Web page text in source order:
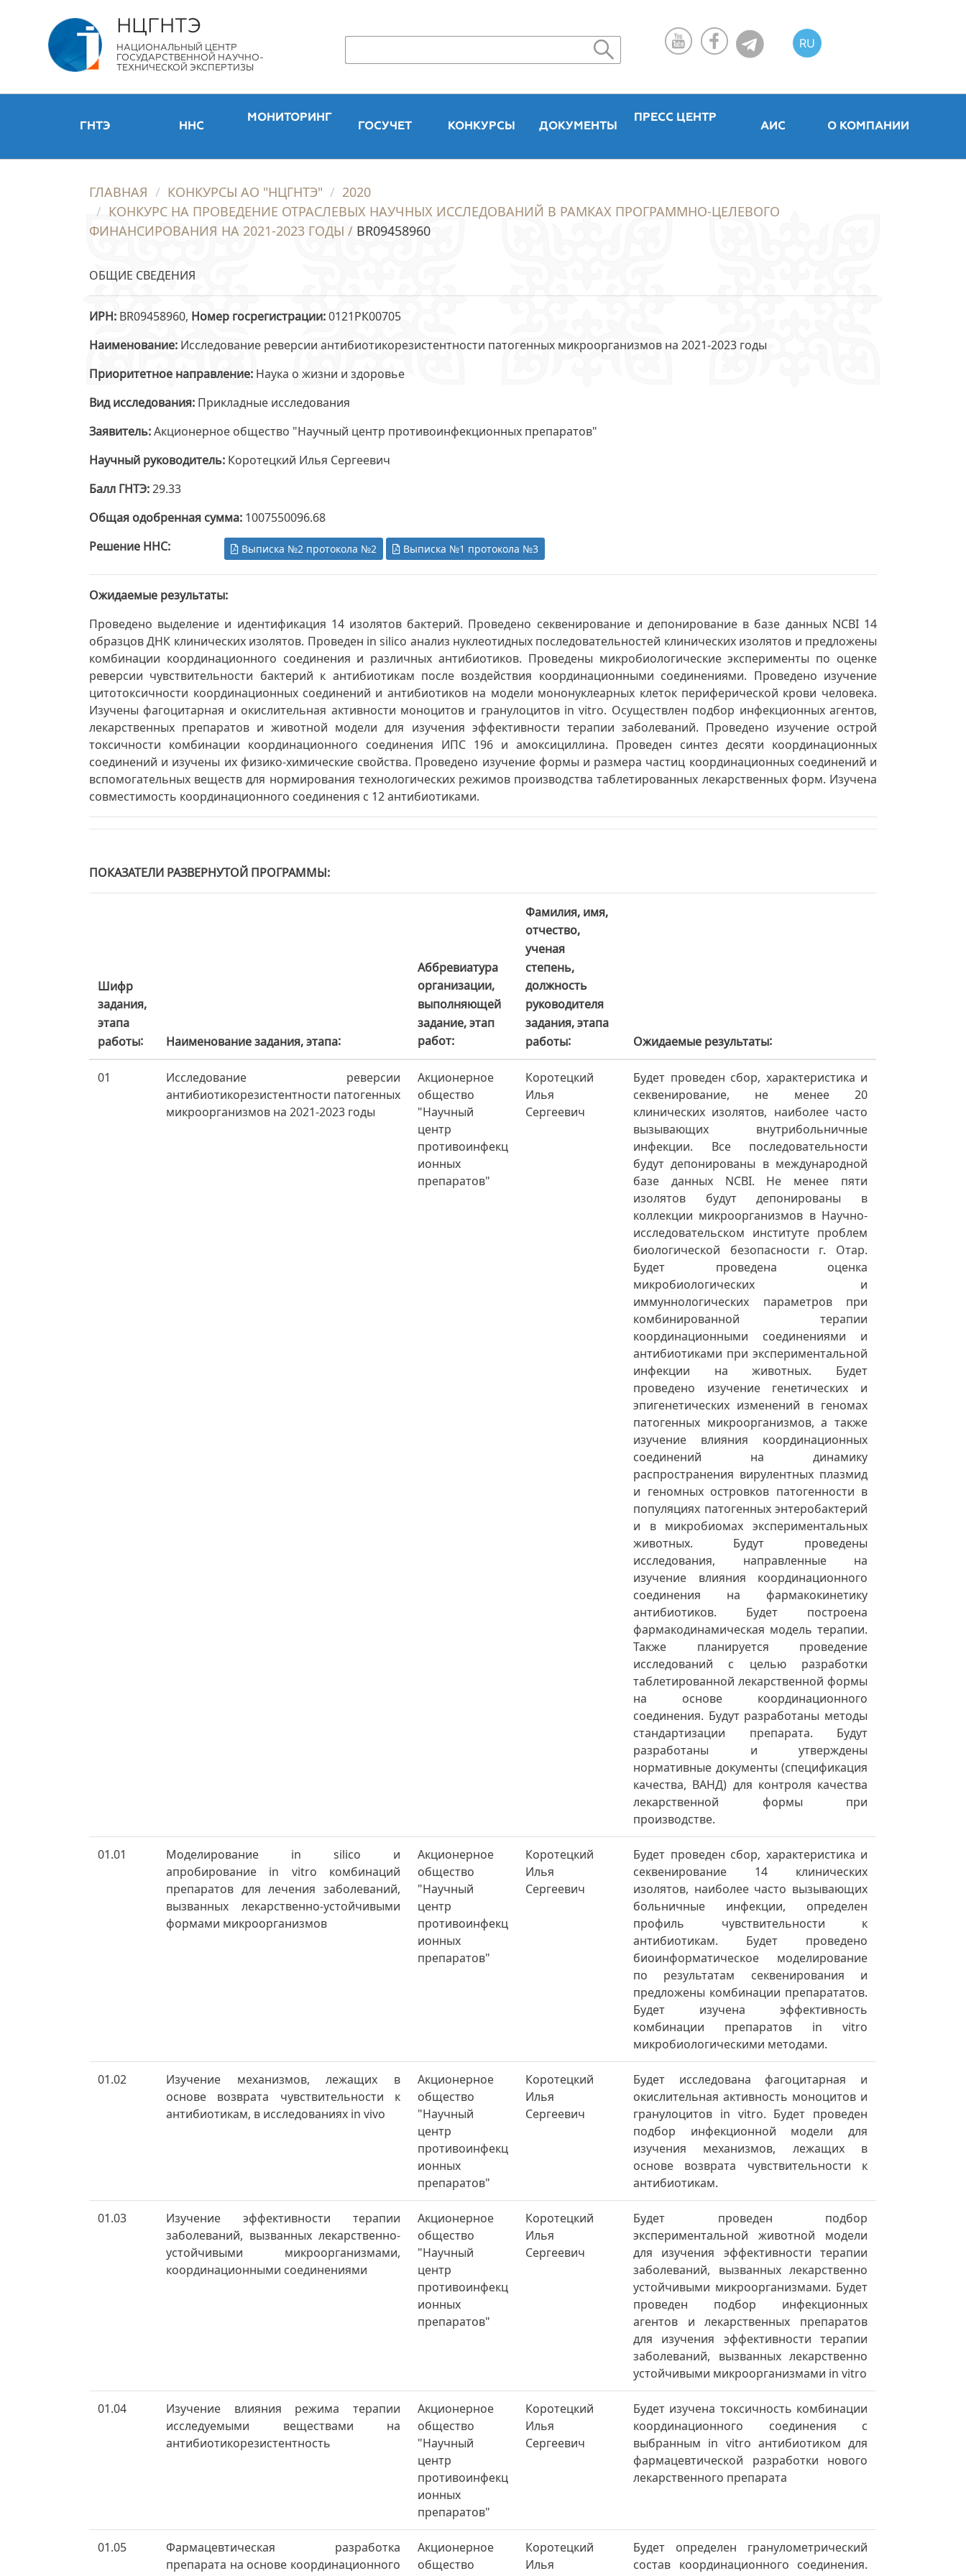
НЦГНТЭ
НАЦИОНАЛЬНЫЙ ЦЕНТР
ГОСУДАРСТВЕННОЙ НАУЧНО-
ТЕХНИЧЕСКОЙ ЭКСПЕРТИЗЫ
RU
ГНТЭ ННС
МОНИТОРИНГ
ГОСУЧЕТ КОНКУРСЫ ДОКУМЕНТЫ
ПРЕСС ЦЕНТР
АИС О КОМПАНИИ
ГЛАВНАЯ КОНКУРСЫ АО "НЦГНТЭ"
2020
КОНКУРС НА ПРОВЕДЕНИЕ ОТРАСЛЕВЫХ НАУЧНЫХ ИССЛЕДОВАНИЙ В РАМКАХ ПРОГРАММНО-ЦЕЛЕВОГО
ФИНАНСИРОВАНИЯ НА 2021-2023 ГОДЫ / BR09458960
ОБЩИЕ СВЕДЕНИЯ
ИРН BR09458960, Номер госрегистрации 0121РК00705
Наименование Исследование реверсии антибиотикорезистентности патогенных микроорганизмов на 2021-2023 годы
Приоритетное направление Наука о жизни и здоровье
Вид исследования Прикладные исследования
Заявитель Акционерное общество "Научный центр противоинфекционных препаратов"
Научный руководитель Коротецкий Илья Сергеевич
Балл ГНТЭ 29.33
Общая одобренная сумма 1007550096.68
Решение ННС
Выписка №2 протокола №2 Выписка №1 протокола №3
Ожидаемые результаты
Проведено выделение и идентификация 14 изолятов бактерий. Проведено секвенирование и депонирование в базе данных NCBI 14
образцов ДНК клинических изолятов. Проведен in silico анализ нуклеотидных последовательностей клинических изолятов и предложены
комбинации координационного соединения и различных антибиотиков. Проведены микробиологические эксперименты по оценке
реверсии чувствительности бактерий к антибиотикам после воздействия координационными соединениями. Проведено изучение
цитотоксичности координационных соединений и антибиотиков на модели мононуклеарных клеток периферической крови человека.
Изучены фагоцитарная и окислительная активности моноцитов и гранулоцитов in vitro. Осуществлен подбор инфекционных агентов,
лекарственных препаратов и животной модели для изучения эффективности терапии заболеваний. Проведено изучение острой
токсичности комбинации координационного соединения ИПС 196 и амоксициллина. Проведен синтез десяти координационных
соединений и изучены их физико-химические свойства. Проведено изучение формы и размера частиц координационных соединений и
вспомогательных веществ для нормирования технологических режимов производства таблетированных лекарственных форм. Изучена
совместимость координационного соединения с 12 антибиотиками.
ПОКАЗАТЕЛИ РАЗВЕРНУТОЙ ПРОГРАММЫ
Шифр
задания,
этапа
работы
Наименование задания, этапа
Аббревиатура
организации,
выполняющей
задание, этап
работ
Фамилия, имя,
отчество,
ученая
степень,
должность
руководителя
задания, этапа
работы
Ожидаемые результаты
01
Исследование реверсии
антибиотикорезистентности патогенных
микроорганизмов на 2021-2023 годы
Акционерное
общество
"Научный
центр
противоинфекц
ионных
препаратов"
Коротецкий
Илья
Сергеевич
Будет проведен сбор, характеристика и
секвенирование, не менее 20
клинических изолятов, наиболее часто
вызывающих внутрибольничные
инфекции. Все последовательности
будут депонированы в международной
базе данных NCBI. Не менее пяти
изолятов будут депонированы в
коллекции микроорганизмов в Научно-
исследовательском институте проблем
биологической безопасности г. Отар.
Будет проведена оценка
микробиологических и
иммуннологических параметров при
комбинированной терапии
координационными соединениями и
антибиотиками при экспериментальной
инфекции на животных. Будет
проведено изучение генетических и
эпигенетических изменений в геномах
патогенных микроорганизмов, а также
изучение влияния координационных
соединений на динамику
распространения вирулентных плазмид
и геномных островков патогенности в
популяциях патогенных энтеробактерий
и в микробиомах экспериментальных
животных. Будут проведены
исследования, направленные на
изучение влияния координационного
соединения на фармакокинетику
антибиотиков. Будет построена
фармакодинамическая модель терапии.
Также планируется проведение
исследований с целью разработки
таблетированной лекарственной формы
на основе координационного
соединения. Будут разработаны методы
стандартизации препарата. Будут
разработаны и утверждены
нормативные документы (спецификация
качества, ВАНД) для контроля качества
лекарственной формы при
производстве.
01.01
Моделирование in silico и
апробирование in vitro комбинаций
препаратов для лечения заболеваний,
вызванных лекарственно-устойчивыми
формами микроорганизмов
Акционерное
общество
"Научный
центр
противоинфекц
ионных
препаратов"
Коротецкий
Илья
Сергеевич
Будет проведен сбор, характеристика и
секвенирование 14 клинических
изолятов, наиболее часто вызывающих
больничные инфекции, определен
профиль чувствительности к
антибиотикам. Будет проведено
биоинформатическое моделирование
по результатам секвенирования и
предложены комбинации препарататов.
Будет изучена эффективность
комбинации препаратов in vitro
микробиологическими методами.
01.02
Изучение механизмов, лежащих в
основе возврата чувствительности к
антибиотикам, в исследованиях in vivo
Акционерное
общество
"Научный
центр
противоинфекц
ионных
препаратов"
Коротецкий
Илья
Сергеевич
Будет исследована фагоцитарная и
окислительная активность моноцитов и
гранулоцитов in vitro. Будет проведен
подбор инфекционной модели для
изучения механизмов, лежащих в
основе возврата чувствительности к
антибиотикам.
01.03
Изучение эффективности терапии
заболеваний, вызванных лекарственно-
устойчивыми микроорганизмами,
координационными соединениями
Акционерное
общество
"Научный
центр
противоинфекц
ионных
препаратов"
Коротецкий
Илья
Сергеевич
Будет проведен подбор
экспериментальной животной модели
для изучения эффективности терапии
заболеваний, вызванных лекарственно
устойчивыми микроорганизмами. Будет
проведен подбор инфекционных
агентов и лекарственных препаратов
для изучения эффективности терапии
заболеваний, вызванных лекарственно
устойчивыми микроорганизмами in vitro
01.04
Изучение влияния режима терапии
исследуемыми веществами на
антибиотикорезистентность
Акционерное
общество
"Научный
центр
противоинфекц
ионных
препаратов"
Коротецкий
Илья
Сергеевич
Будет изучена токсичность комбинации
координационного соединения с
выбранным in vitro антибиотиком для
фармацевтической разработки нового
лекарственного препарата
01.05
Фармацевтическая разработка
препарата на основе координационного
Акционерное
общество
Коротецкий
Илья
Будет определен гранулометрический
состав координационного соединения.